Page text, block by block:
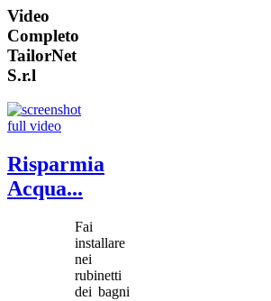
Video
Completo
TailorNet
S.r.l
Risparmia
Acqua...
Fai
installare
nei
rubinetti
dei bagni